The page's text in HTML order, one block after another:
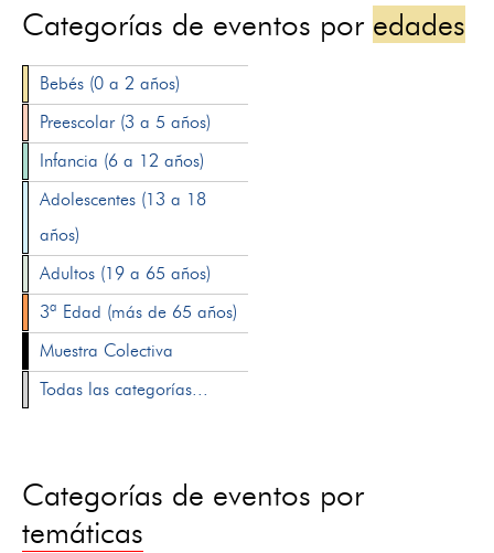
Categorías de eventos por edades
Bebés (0 a 2 años)
Preescolar (3 a 5 años)
Infancia (6 a 12 años)
Adolescentes (13 a 18
años)
Adultos (19 a 65 años)
3ª Edad (más de 65 años)
Muestra Colectiva
Todas las categorías...
Categorías de eventos por
temáticas